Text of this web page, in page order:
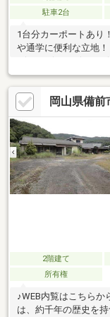
駐車2台
1台分カーポートあ
や通学に便利な立地
*☆* *☆* *☆* *☆* *
ンまでワンストップ
ン力で失敗しないリ
ームで蘇らせます。
ンで組む提案も可能
図を立体的に表現。お
い。 *
*☆* *☆* *
岡山県備
2階建て
所有権
♪WEB内覧はこちら
は、約千年の歴史を